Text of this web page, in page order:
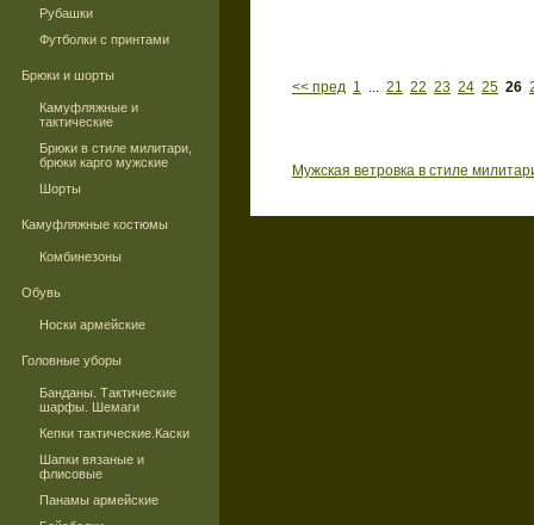
Рубашки
Футболки с принтами
Брюки и шорты
Камуфляжные и
тактические
Брюки в стиле милитари,
брюки карго мужские
Шорты
Камуфляжные костюмы
Комбинезоны
Обувь
Носки армейские
Головные уборы
Банданы. Тактические
шарфы. Шемаги
Кепки тактические.Каски
Шапки вязаные и
флисовые
Панамы армейские
<< пред 1 ... 21 22 23 24 25 26
Мужская ветровка в стиле